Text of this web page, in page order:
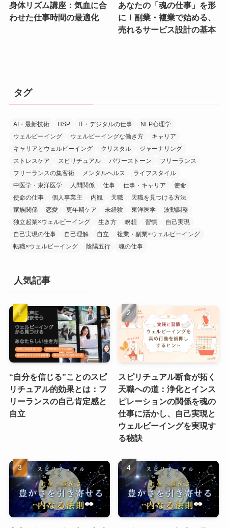
身体リズム講座：気血に合
わせた仕事時間の最適化
あなたの「魂の仕事」を形
に！副業・複業で始める、
売れるサービス設計の基本
タグ
AI・最新技術 HSP IT・デジタルの仕事
NLP心理学
ウェルビーイング
ウェルビーイングな働き方
キャリア
キャリアとウェルビーイング
クリスタル
ジャーナリング
ストレスケア
スピリチュアル パワーストーン
フリーランス
フリーランスの集客術
メンタルヘルス
ライフスタイル
中医学・東洋医学
人間関係 仕事 仕事・キャリア
使命
使命の仕事
個人事業主 内観 天職
天職を見つける方法
家族関係
恋愛 更年期ケア 未経験 東洋医学
波動調整
独立起業×ウェルビーイング
生き方 瞑想 習慣
自己実現
自己実現の仕事
自己理解 自立
複業・副業×ウェルビーイング
転職×ウェルビーイング
陰陽五行 魂の仕事
人気記事
“自分を信じる”ことのスピ
リチュアル的効果とは：フ
リーランスの自己肯定感と
自立
スピリチュアル断食が拓く
天職への道：浄化とインス
ピレーションの関係を魂の
仕事に活かし、自己実現と
ウェルビーイングを実現す
る秘訣